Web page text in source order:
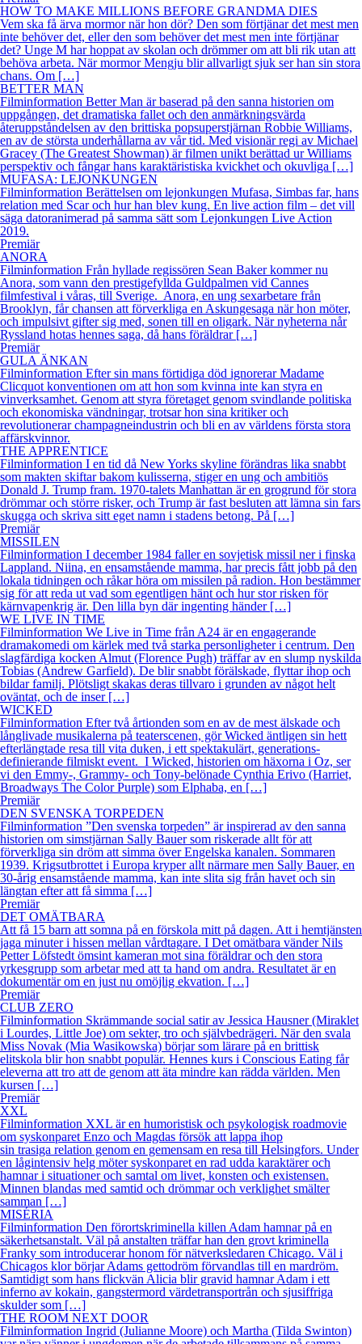
HOW TO MAKE MILLIONS BEFORE GRANDMA DIES
Vem ska få ärva mormor när hon dör? Den som förtjänar det mest men
inte behöver det, eller den som behöver det mest men inte förtjänar
det? Unge M har hoppat av skolan och drömmer om att bli rik utan att
behöva arbeta. När mormor Mengju blir allvarligt sjuk ser han sin stora
chans. Om […]
BETTER MAN
Filminformation Better Man är baserad på den sanna historien om
uppgången, det dramatiska fallet och den anmärkningsvärda
återuppståndelsen av den brittiska popsuperstjärnan Robbie Williams,
en av de största underhållarna av vår tid. Med visionär regi av Michael
Gracey (The Greatest Showman) är filmen unikt berättad ur Williams
perspektiv och fångar hans karaktäristiska kvickhet och okuvliga […]
MUFASA: LEJONKUNGEN
Filminformation Berättelsen om lejonkungen Mufasa, Simbas far, hans
relation med Scar och hur han blev kung. En live action film – det vill
säga datoranimerad på samma sätt som Lejonkungen Live Action
2019.
Premiär
ANORA
Filminformation Från hyllade regissören Sean Baker kommer nu
Anora, som vann den prestigefyllda Guldpalmen vid Cannes
filmfestival i våras, till Sverige. Anora, en ung sexarbetare från
Brooklyn, får chansen att förverkliga en Askungesaga när hon möter,
och impulsivt gifter sig med, sonen till en oligark. När nyheterna når
Ryssland hotas hennes saga, då hans föräldrar […]
Premiär
GULA ÄNKAN
Filminformation Efter sin mans förtidiga död ignorerar Madame
Clicquot konventionen om att hon som kvinna inte kan styra en
vinverksamhet. Genom att styra företaget genom svindlande politiska
och ekonomiska vändningar, trotsar hon sina kritiker och
revolutionerar champagneindustrin och bli en av världens första stora
affärskvinnor.
THE APPRENTICE
Filminformation I en tid då New Yorks skyline förändras lika snabbt
som makten skiftar bakom kulisserna, stiger en ung och ambitiös
Donald J. Trump fram. 1970-talets Manhattan är en grogrund för stora
drömmar och större risker, och Trump är fast besluten att lämna sin fars
skugga och skriva sitt eget namn i stadens betong. På […]
Premiär
MISSILEN
Filminformation I december 1984 faller en sovjetisk missil ner i finska
Lappland. Niina, en ensamstående mamma, har precis fått jobb på den
lokala tidningen och råkar höra om missilen på radion. Hon bestämmer
sig för att reda ut vad som egentligen hänt och hur stor risken för
kärnvapenkrig är. Den lilla byn där ingenting händer […]
WE LIVE IN TIME
Filminformation We Live in Time från A24 är en engagerande
dramakomedi om kärlek med två starka personligheter i centrum. Den
slagfärdiga kocken Almut (Florence Pugh) träffar av en slump nyskilda
Tobias (Andrew Garfield). De blir snabbt förälskade, flyttar ihop och
bildar familj. Plötsligt skakas deras tillvaro i grunden av något helt
oväntat, och de inser […]
WICKED
Filminformation Efter två årtionden som en av de mest älskade och
långlivade musikalerna på teaterscenen, gör Wicked äntligen sin hett
efterlängtade resa till vita duken, i ett spektakulärt, generations-
definierande filmiskt event. I Wicked, historien om häxorna i Oz, ser
vi den Emmy-, Grammy- och Tony-belönade Cynthia Erivo (Harriet,
Broadways The Color Purple) som Elphaba, en […]
Premiär
DEN SVENSKA TORPEDEN
Filminformation ”Den svenska torpeden” är inspirerad av den sanna
historien om simstjärnan Sally Bauer som riskerade allt för att
förverkliga sin dröm att simma över Engelska kanalen. Sommaren
1939. Krigsutbrottet i Europa kryper allt närmare men Sally Bauer, en
30-årig ensamstående mamma, kan inte slita sig från havet och sin
längtan efter att få simma […]
Premiär
DET OMÄTBARA
Att få 15 barn att somna på en förskola mitt på dagen. Att i hemtjänsten
jaga minuter i hissen mellan vårdtagare. I Det omätbara vänder Nils
Petter Löfstedt ömsint kameran mot sina föräldrar och den stora
yrkesgrupp som arbetar med att ta hand om andra. Resultatet är en
dokumentär om en just nu omöjlig ekvation. […]
Premiär
CLUB ZERO
Filminformation Skrämmande social satir av Jessica Hausner (Miraklet
i Lourdes, Little Joe) om sekter, tro och självbedrägeri. När den svala
Miss Novak (Mia Wasikowska) börjar som lärare på en brittisk
elitskola blir hon snabbt populär. Hennes kurs i Conscious Eating får
eleverna att tro att de genom att äta mindre kan rädda världen. Men
kursen […]
Premiär
XXL
Filminformation XXL är en humoristisk och psykologisk roadmovie
om syskonparet Enzo och Magdas försök att lappa ihop
sin trasiga relation genom en gemensam en resa till Helsingfors. Under
en lågintensiv helg möter syskonparet en rad udda karaktärer och
hamnar i situationer och samtal om livet, konsten och existensen.
Minnen blandas med samtid och drömmar och verklighet smälter
samman […]
MISÉRIA
Filminformation Den förortskriminella killen Adam hamnar på en
säkerhetsanstalt. Väl på anstalten träffar han den grovt kriminella
Franky som introducerar honom för nätverksledaren Chicago. Väl i
Chicagos klor börjar Adams gettodröm förvandlas till en mardröm.
Samtidigt som hans flickvän Alicia blir gravid hamnar Adam i ett
inferno av kokain, gangstermord värdetransportrån och sjusiffriga
skulder som […]
THE ROOM NEXT DOOR
Filminformation Ingrid (Julianne Moore) och Martha (Tilda Swinton)